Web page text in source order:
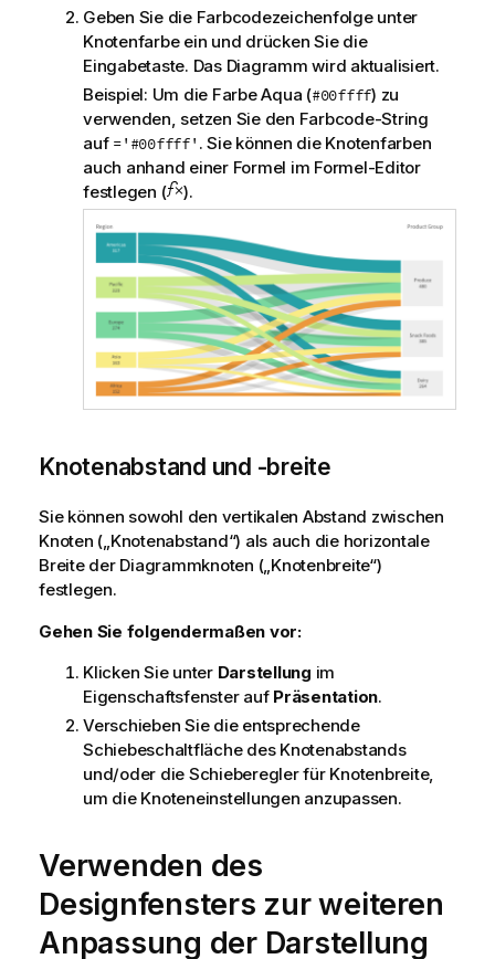
Geben Sie die Farbcodezeichenfolge unter
Knotenfarbe ein und drücken Sie die
Eingabetaste. Das Diagramm wird aktualisiert.
Beispiel: Um die Farbe Aqua (#00ffff) zu
verwenden, setzen Sie den Farbcode-String
auf ='#00ffff' . Sie können die Knotenfarben
auch anhand einer Formel im Formel-Editor
festlegen (
).
Knotenabstand und -breite
Sie können sowohl den vertikalen Abstand zwischen
Knoten („Knotenabstand“) als auch die horizontale
Breite der Diagrammknoten („Knotenbreite“)
festlegen.
Gehen Sie folgendermaßen vor:
Klicken Sie unter Darstellung im
Eigenschaftsfenster auf Präsentation.
Verschieben Sie die entsprechende
Schiebeschaltfläche des Knotenabstands
und/oder die Schieberegler für Knotenbreite,
um die Knoteneinstellungen anzupassen.
Verwenden des
Designfensters zur weiteren
Anpassung der Darstellung